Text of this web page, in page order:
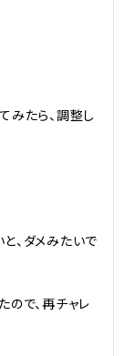
みたら、調整し
、ダメみたいで
ので、再チャレ